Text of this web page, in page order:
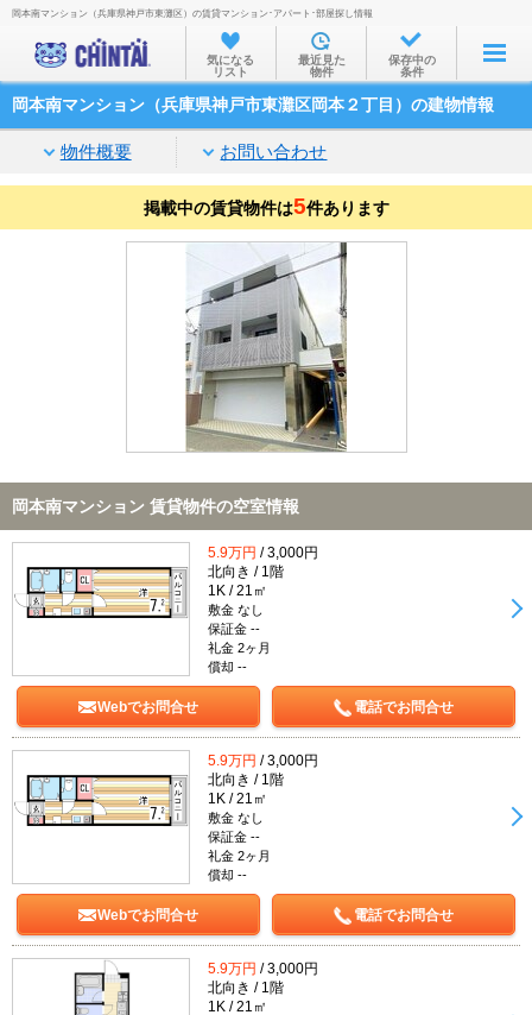
お部屋を探す
沿線・駅から
家賃相場から
通勤通学時間から
物件特集から
不動産会社から
TOP
岡本南マンション（兵庫県神戸市東灘区）の賃貸マンション･アパート･部屋探し情報
気になる
リスト
最近見た
物件
保存中の
条件
岡本南マンション（兵庫県神戸市東灘区岡本２丁目）の建物情報
物件概要 お問い合わせ
掲載中の賃貸物件は5件あります
岡本南マンション 賃貸物件の空室情報
5.9万円 / 3,000円
北向き / 1階
1K / 21㎡
敷金 なし
保証金 --
礼金 2ヶ月
償却 --
Webでお問合せ 電話でお問合せ
5.9万円 / 3,000円
北向き / 1階
1K / 21㎡
敷金 なし
保証金 --
礼金 2ヶ月
償却 --
Webでお問合せ 電話でお問合せ
5.9万円 / 3,000円
北向き / 1階
1K / 21㎡